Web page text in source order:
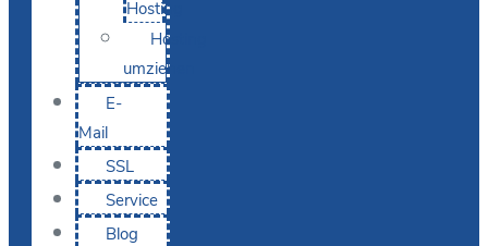
Hosting
Hosting
umziehen
E-
Mail
SSL
Service
Blog